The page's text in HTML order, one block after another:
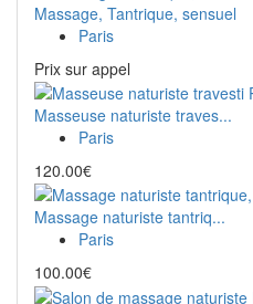
Massage, Tantrique, sensuel
Paris
Prix ​​sur appel
Masseuse naturiste traves...
Paris
120.00€
Massage naturiste tantriq...
Paris
100.00€